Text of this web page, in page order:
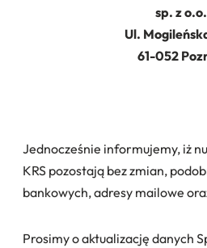
sp. z o.o.
Ul.
61-052
Jednocześnie informujemy, iż
KRS pozostają bez zmian,
bankowych, adresy mailowe
Prosimy o aktualizację danych